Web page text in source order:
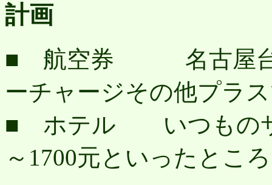
計画
■ 航空券 名古屋台北
ーチャージその他プラ
■ ホテル いつものサ
～1700元といったとこ